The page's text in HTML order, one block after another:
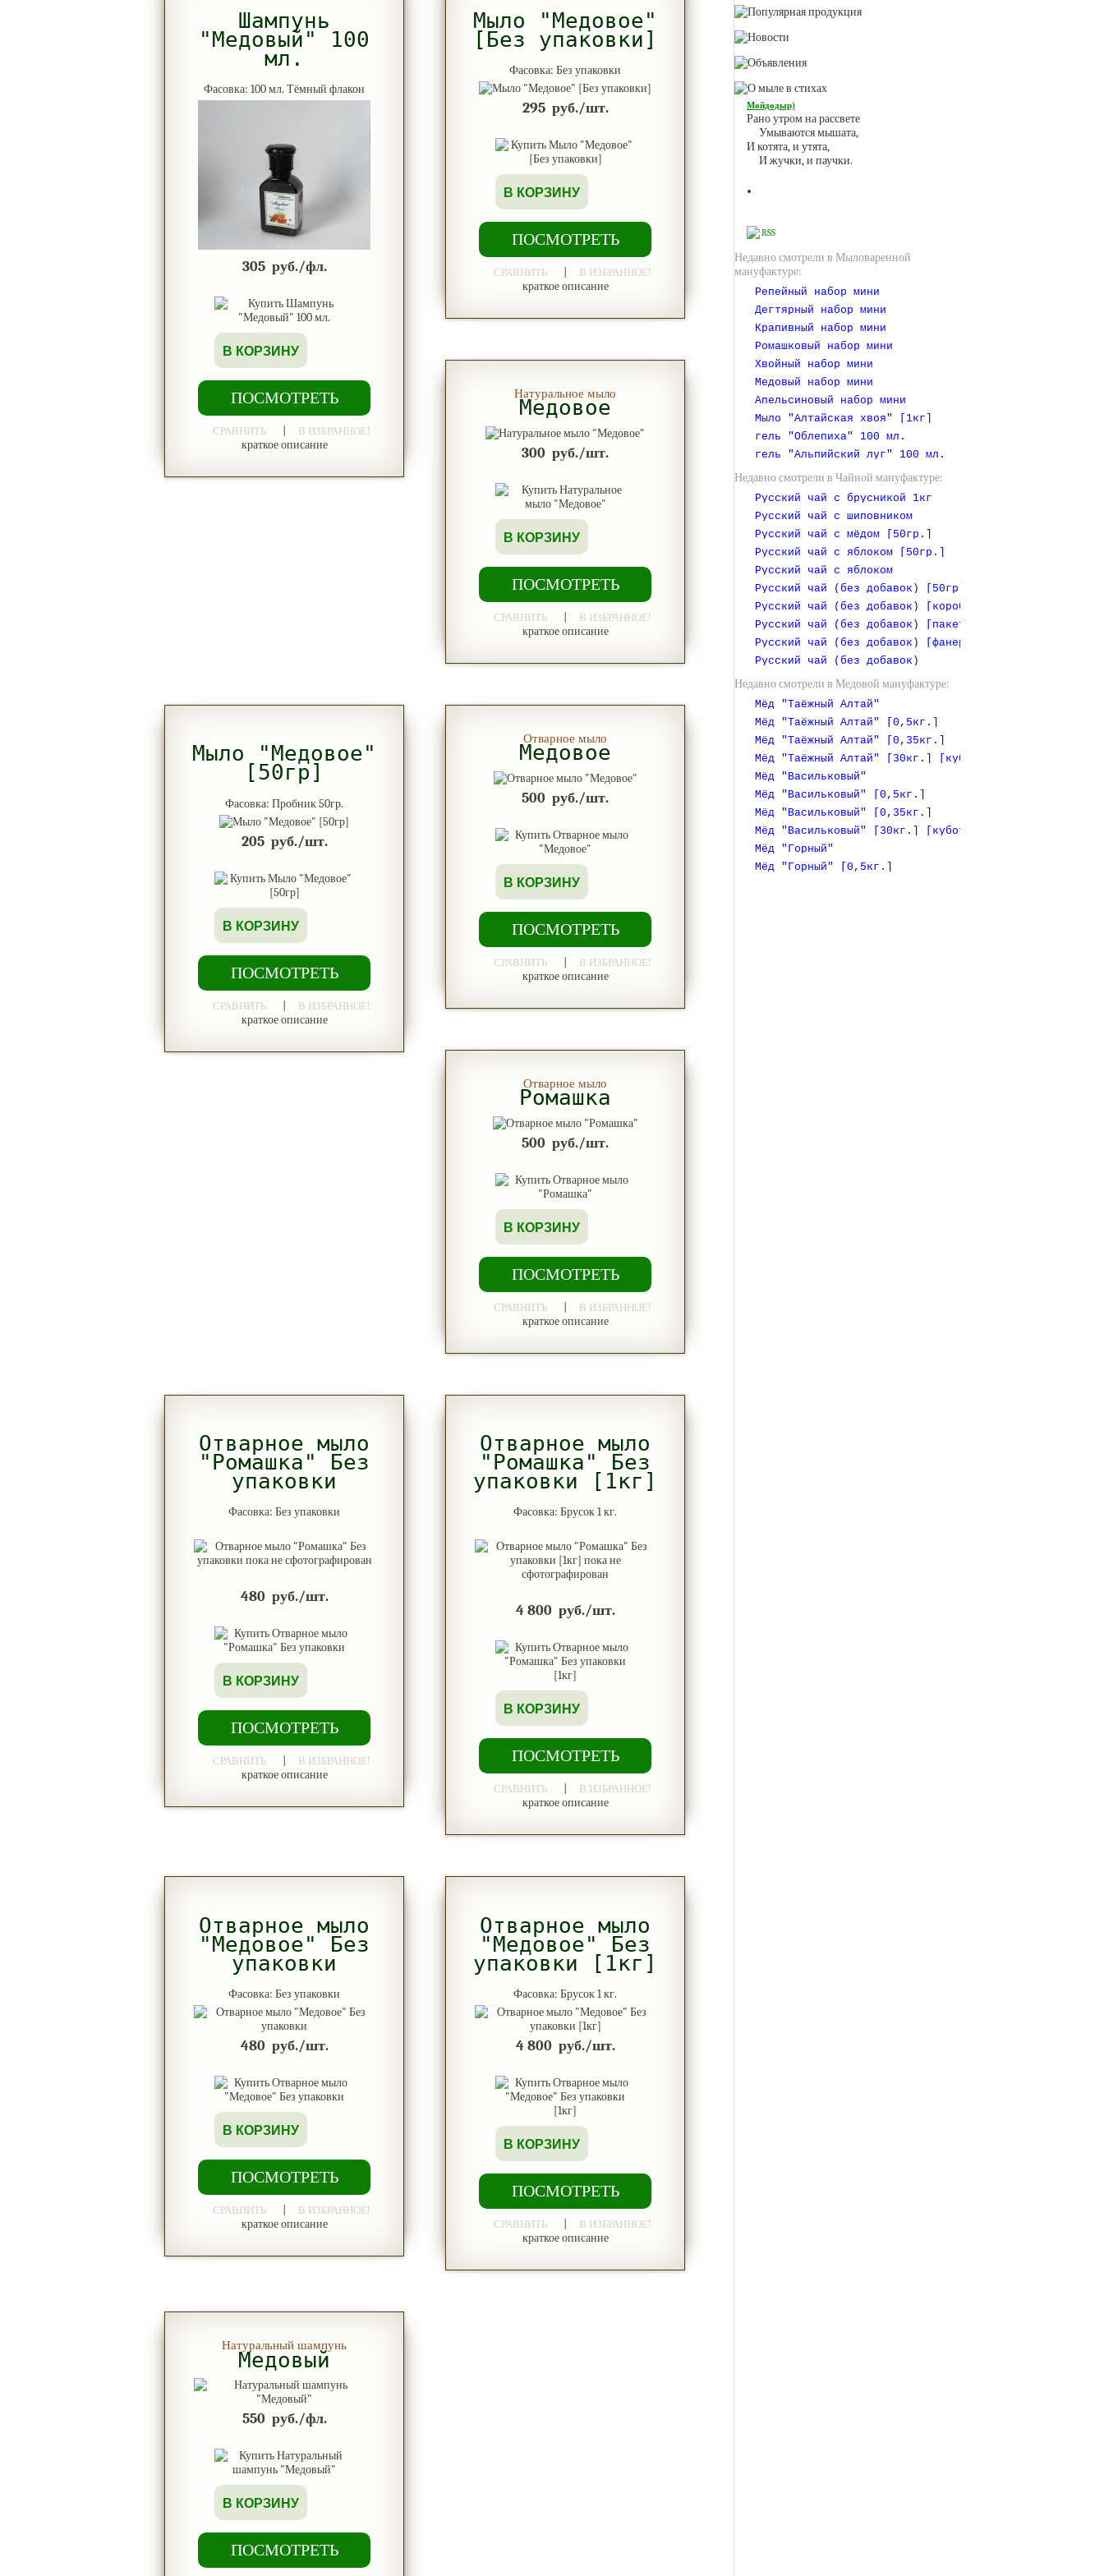
Шампунь
"Медовый" 100
мл.
Фасовка: 100 мл. Тёмный флакон
305 руб./фл.
В КОРЗИНУ
ПОСМОТРЕТЬ
СРАВНИТЬ В ИЗБРАННОЕ!
краткое описание
Мыло "Медовое"
[Без упаковки]
Фасовка: Без упаковки
295 руб./шт.
В КОРЗИНУ
ПОСМОТРЕТЬ
СРАВНИТЬ В ИЗБРАННОЕ!
краткое описание
Натуральное мыло
Медовое
300 руб./шт.
В КОРЗИНУ
ПОСМОТРЕТЬ
СРАВНИТЬ В ИЗБРАННОЕ!
краткое описание
Мыло "Медовое"
[50гр]
Фасовка: Пробник 50гр.
205 руб./шт.
В КОРЗИНУ
ПОСМОТРЕТЬ
СРАВНИТЬ В ИЗБРАННОЕ!
краткое описание
Отварное мыло
Медовое
500 руб./шт.
В КОРЗИНУ
ПОСМОТРЕТЬ
СРАВНИТЬ В ИЗБРАННОЕ!
краткое описание
Отварное мыло
Ромашка
500 руб./шт.
В КОРЗИНУ
ПОСМОТРЕТЬ
СРАВНИТЬ В ИЗБРАННОЕ!
краткое описание
Отварное мыло
"Ромашка" Без
упаковки
Фасовка: Без упаковки
480 руб./шт.
В КОРЗИНУ
ПОСМОТРЕТЬ
СРАВНИТЬ В ИЗБРАННОЕ!
краткое описание
Отварное мыло
"Ромашка" Без
упаковки [1кг]
Фасовка: Брусок 1 кг.
4 800 руб./шт.
В КОРЗИНУ
ПОСМОТРЕТЬ
СРАВНИТЬ В ИЗБРАННОЕ!
краткое описание
Отварное мыло
"Медовое" Без
упаковки
Фасовка: Без упаковки
480 руб./шт.
В КОРЗИНУ
ПОСМОТРЕТЬ
СРАВНИТЬ В ИЗБРАННОЕ!
краткое описание
Отварное мыло
"Медовое" Без
упаковки [1кг]
Фасовка: Брусок 1 кг.
4 800 руб./шт.
В КОРЗИНУ
ПОСМОТРЕТЬ
СРАВНИТЬ В ИЗБРАННОЕ!
краткое описание
Натуральный шампунь
Медовый
550 руб./фл.
В КОРЗИНУ
ПОСМОТРЕТЬ
Мойдодыр)
Рано утром на рассвете
Умываются мышата,
И котята, и утята,
И жучки, и паучки.
RSS
Недавно смотрели в Мыловаренной
мануфактуре:
Репейный набор мини
Дегтярный набор мини
Крапивный набор мини
Ромашковый набор мини
Хвойный набор мини
Медовый набор мини
Апельсиновый набор мини
Мыло "Алтайская хвоя" [1кг]
гель "Облепиха" 100 мл.
гель "Альпийский луг" 100 мл.
Недавно смотрели в Чайной мануфактуре:
Русский чай с брусникой 1кг
Русский чай с шиповником
Русский чай с мёдом [50гр.]
Русский чай с яблоком [50гр.]
Русский чай с яблоком
Русский чай (без добавок) [50гр]
Русский чай (без добавок) [коробочка]
Русский чай (без добавок) [пакет 1 кг]
Русский чай (без добавок) [фанерная коробочка]
Русский чай (без добавок)
Недавно смотрели в Медовой мануфактуре:
Мёд "Таёжный Алтай"
Мёд "Таёжный Алтай" [0,5кг.]
Мёд "Таёжный Алтай" [0,35кг.]
Мёд "Таёжный Алтай" [30кг.] [куботейнер]
Мёд "Васильковый"
Мёд "Васильковый" [0,5кг.]
Мёд "Васильковый" [0,35кг.]
Мёд "Васильковый" [30кг.] [куботейнер]
Мёд "Горный"
Мёд "Горный" [0,5кг.]